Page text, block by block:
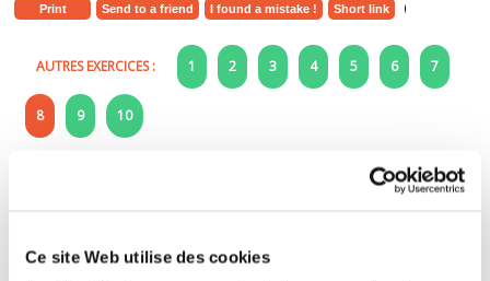
Ce site Web utilise des cookies
Print Send to a friend I found a mistake ! Short link
AUTRES EXERCICES : 1 2 3 4 5 6 7
8 9 10
8 - Lettres mélangées : Mot de 3 lettres
mot.